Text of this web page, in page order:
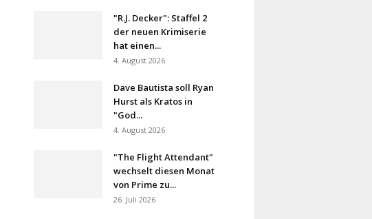
"R.J. Decker": Staffel 2
der neuen Krimiserie
hat einen...
4. August 2026
Dave Bautista soll Ryan
Hurst als Kratos in
"God...
4. August 2026
"The Flight Attendant"
wechselt diesen Monat
von Prime zu...
26. Juli 2026